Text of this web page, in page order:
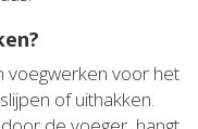
voegwerken voor het
of uithakken.